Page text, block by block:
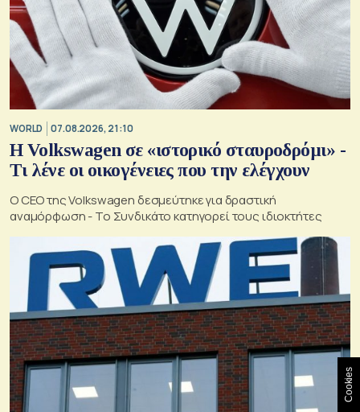
WORLD 07.08.2026, 21:10
Η Volkswagen σε «ιστορικό σταυροδρόμι» -
Τι λένε οι οικογένειες που την ελέγχουν
Ο CEO της Volkswagen δεσμεύτηκε για δραστική
αναμόρφωση - Το Συνδικάτο κατηγορεί τους ιδιοκτήτες
Cookies